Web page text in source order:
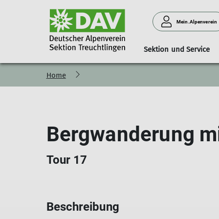
Mein.Alpenverein
Sektion und Service
Vorstand und Beirat Fachübungs und
Familie Jugend
Lift und Loipe
Kursübersicht
Home
Bergwanderung
Tour 17
Beschreibung